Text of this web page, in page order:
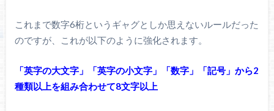
これまで数字6桁というギャグとしか思えないルールだった
のですが、これが以下のように強化されます。
「英字の大文字」「英字の小文字」「数字」「記号」から2
種類以上を組み合わせて8文字以上